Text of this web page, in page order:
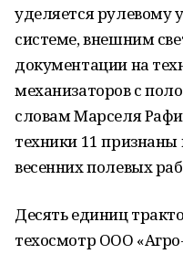
уделяется рулевому
системе, внешним
документации на
механизаторов с
словам Марселя
техники 11 признаны
весенних полевых
Десять единиц
техосмотр ООО